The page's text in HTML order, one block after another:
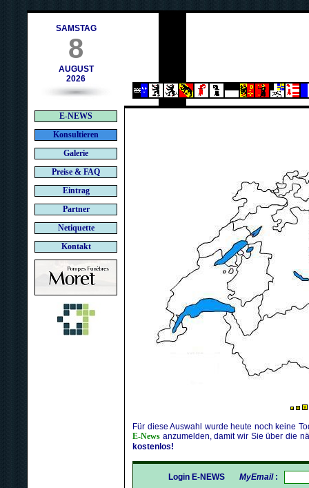
SAMSTAG
8
AUGUST
2026
E-NEWS
Konsultieren
Galerie
Preise & FAQ
Eintrag
Partner
Netiquette
Kontakt
Für diese Auswahl wurde heute noch keine
E-News anzumelden, damit wir Sie über die
kostenlos!
Login E-NEWS MyEmail: